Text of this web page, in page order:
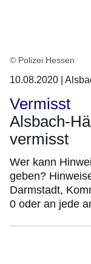
© Polizei Hessen
10.08.2020 |
Vermisst
Alsbach-
vermisst
Wer kann
geben?
Darmstadt,
0 oder an jede